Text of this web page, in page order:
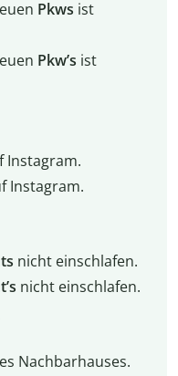
Pkws ist
Pkw’s ist
Instagram.
Instagram.
nicht einschlafen.
nicht einschlafen.
Nachbarhauses.